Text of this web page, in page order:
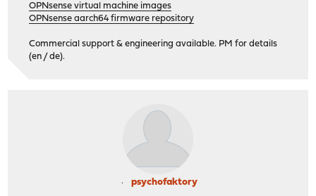
OPNsense virtual machine images
OPNsense aarch64 firmware repository
Commercial support & engineering available. PM for details
(en / de).
psychofaktory